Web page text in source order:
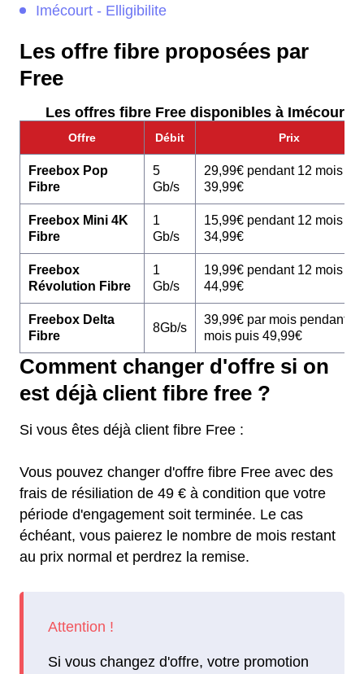
Imécourt - Elligibilite
Les offre fibre proposées par
Free
Les offres fibre Free disponibles à Imécourt :
Offre Débit Prix
Freebox Pop
Fibre
5
Gb/s
29,99€ pendant 12 mois
39,99€
Freebox Mini 4K
Fibre
1
Gb/s
15,99€ pendant 12 mois
34,99€
Freebox
Révolution Fibre
1
Gb/s
19,99€ pendant 12 mois
44,99€
Freebox Delta
Fibre
8Gb/s
39,99€ par mois pendant 12
mois puis 49,99€
Comment changer d'offre si on
est déjà client fibre free ?
Si vous êtes déjà client fibre Free :
Vous pouvez changer d'offre fibre Free avec des
frais de résiliation de 49 € à condition que votre
période d'engagement soit terminée. Le cas
échéant, vous paierez le nombre de mois restant
au prix normal et perdrez la remise.
Si vous changez d'offre, votre promotion